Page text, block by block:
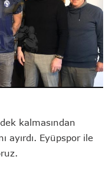
kalmasından
ayırdı. Eyüpspor ile